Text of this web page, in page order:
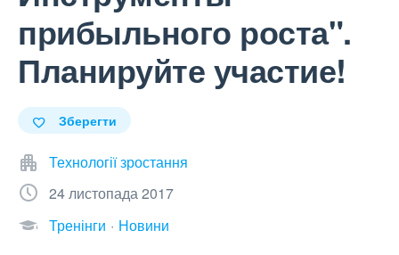
прибыльного роста".
Планируйте участие!
Зберегти
Технології зростання
24 листопада 2017
Тренінги
Новини